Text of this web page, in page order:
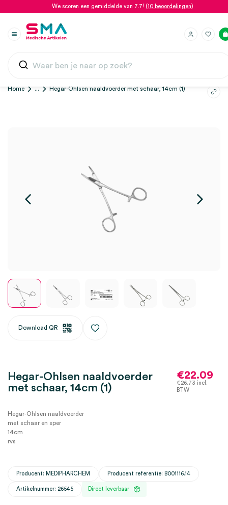
We scoren een gemiddelde van 7.7! (10 beoordelingen)
Home ... Hegar-Ohlsen naaldvoerder met schaar, 14cm (1)
Download QR
Hegar-Ohlsen naaldvoerder
met schaar, 14cm (1)
€22.09
€26.73 incl.
BTW
Hegar-Ohlsen naaldvoerder
met schaar en sper
14cm
rvs
Producent: MEDIPHARCHEM Producent referentie: B001116.14
Artikelnummer: 26545 Direct leverbaar